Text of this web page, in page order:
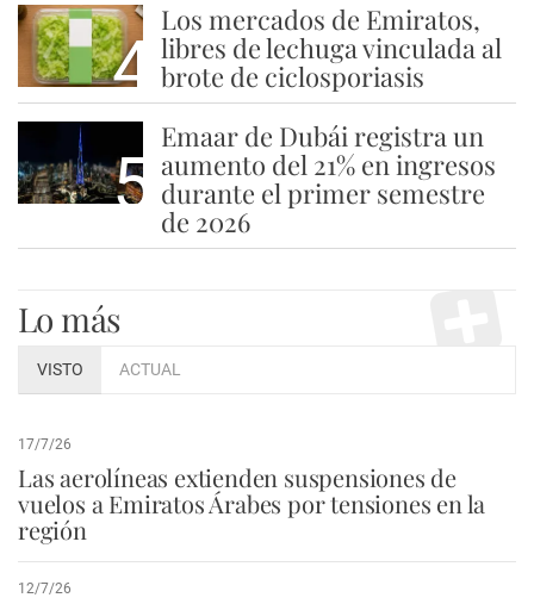
4
Los mercados de Emiratos,
libres de lechuga vinculada al
brote de ciclosporiasis
5
Emaar de Dubái registra un
aumento del 21% en ingresos
durante el primer semestre
de 2026
Lo más
VISTO ACTUAL
17/7/26
Las aerolíneas extienden suspensiones de
vuelos a Emiratos Árabes por tensiones en la
región
12/7/26